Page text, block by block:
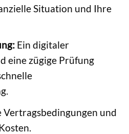
Situation und Ihre
Ein digitaler
eine zügige Prüfung
und